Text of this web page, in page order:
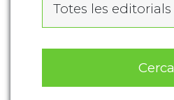
Totes les editorials
Cerca